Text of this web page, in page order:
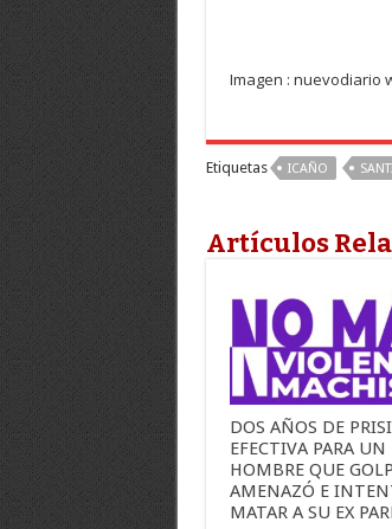
Imagen : nuevodiario
Etiquetas ICAÑO
Artículos
DOS AÑOS DE
EFECTIVA PARA UN
HOMBRE QUE
AMENAZÓ E
MATAR A SU EX